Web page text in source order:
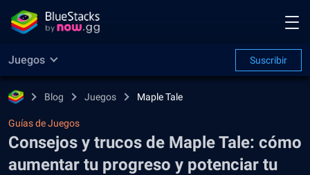
Juegos Suscribir
Blog Juegos Maple Tale
Guías de Juegos
Consejos y trucos de Maple Tale: cómo
aumentar tu progreso y potenciar tu